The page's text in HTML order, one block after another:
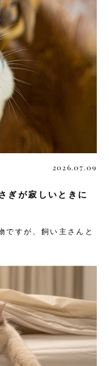
2026.07.09
ぎが寂しいときに
ですが、飼い主さんと